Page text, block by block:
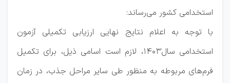
استخدامی کشور می‌رساند:
با توجه به اعلام نتایج نهایی ارزیابی تکمیلی آزمون
استخدامی سال1403، لازم است اسامی ذیل، برای تکمیل
فرم‌های مربوطه به منظور طی سایر مراحل جذب، در زمان